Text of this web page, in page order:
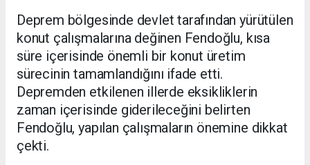
Deprem bölgesinde devlet tarafından yürütülen
konut çalışmalarına değinen Fendoğlu, kısa
süre içerisinde önemli bir konut üretim
sürecinin tamamlandığını ifade etti.
Depremden etkilenen illerde eksikliklerin
zaman içerisinde giderileceğini belirten
Fendoğlu, yapılan çalışmaların önemine dikkat
çekti.